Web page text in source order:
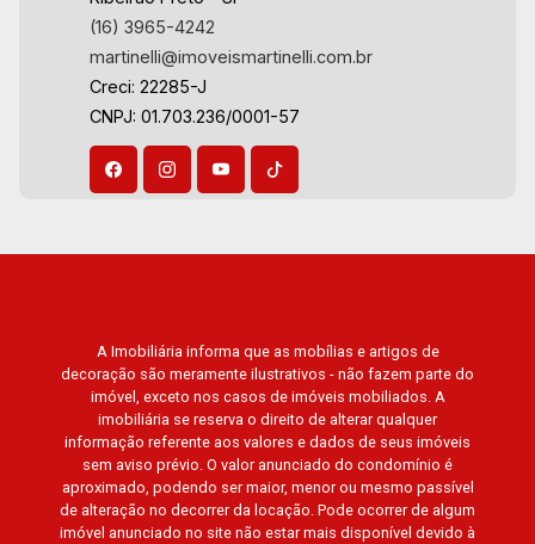
(16) 3965-4242
martinelli@imoveismartinelli.com.br
Creci: 22285-J
CNPJ: 01.703.236/0001-57
A Imobiliária informa que as mobílias e artigos de
decoração são meramente ilustrativos - não fazem parte do
imóvel, exceto nos casos de imóveis mobiliados. A
imobiliária se reserva o direito de alterar qualquer
informação referente aos valores e dados de seus imóveis
sem aviso prévio. O valor anunciado do condomínio é
aproximado, podendo ser maior, menor ou mesmo passível
de alteração no decorrer da locação. Pode ocorrer de algum
imóvel anunciado no site não estar mais disponível devido à